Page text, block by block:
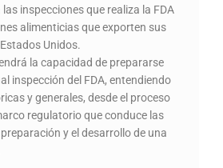
inspecciones que realiza la FDA
alimenticias que exporten sus
Unidos.
la capacidad de prepararse
inspección del FDA, entendiendo
y generales, desde el proceso
regulatorio que conduce las
y el desarrollo de una